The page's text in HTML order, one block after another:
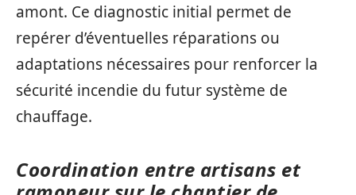
amont. Ce diagnostic initial permet de
repérer d’éventuelles réparations ou
adaptations nécessaires pour renforcer la
sécurité incendie du futur système de
chauffage.
Coordination entre artisans et